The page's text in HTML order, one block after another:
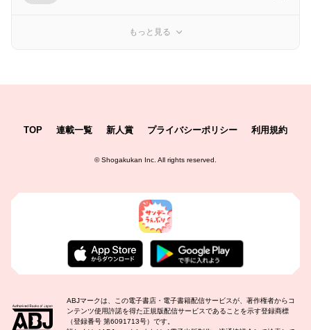
もっと見る
TOP 連載一覧 新人賞 プライバシーポリシー 利用規約
©Shogakukan Inc. All rights reserved.
ABJマークは、この電子書店・電子書籍配信サービスが、著作権者からコ
ンテンツ使用許諾を得た正規版配信サービスであることを示す登録商標
（登録番号 第6091713号）です。